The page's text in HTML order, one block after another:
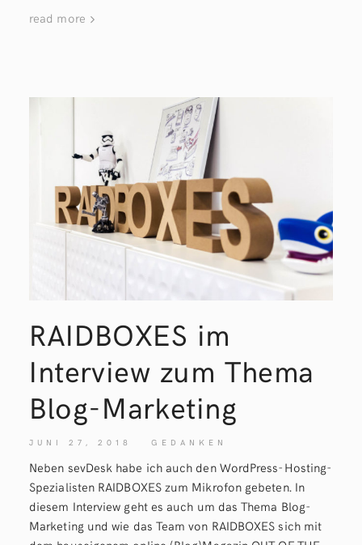
read more
RAIDBOXES im
Interview zum Thema
Blog-Marketing
JUNI 27, 2018 GEDANKEN
Neben sevDesk habe ich auch den WordPress-Hosting-
Spezialisten RAIDBOXES zum Mikrofon gebeten. In
diesem Interview geht es auch um das Thema Blog-
Marketing und wie das Team von RAIDBOXES sich mit